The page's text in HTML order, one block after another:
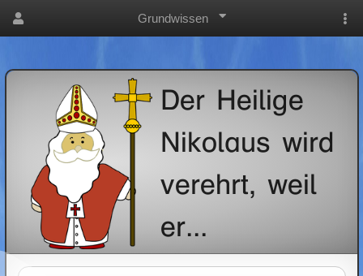
Grundwissen
Der Heilige
Nikolaus wird
verehrt, weil
er...